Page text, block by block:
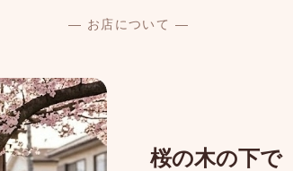
— お店について —
桜の木の下で